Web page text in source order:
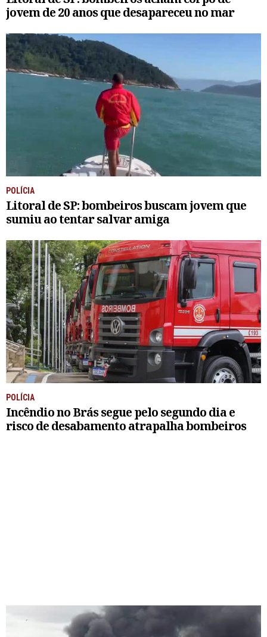
jovem de 20 anos que desapareceu no mar
POLÍCIA
Litoral de SP: bombeiros buscam jovem que
sumiu ao tentar salvar amiga
POLÍCIA
Incêndio no Brás segue pelo segundo dia e
risco de desabamento atrapalha bombeiros